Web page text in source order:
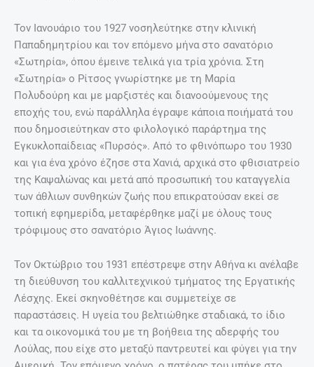
Τον Ιανουάριο του 1927 νοσηλεύτηκε στην κλινική
Παπαδημητρίου και τον επόμενο μήνα στο σανατόριο
«Σωτηρία», όπου έμεινε τελικά για τρία χρόνια. Στη
«Σωτηρία» ο Ρίτσος γνωρίστηκε με τη Μαρία
Πολυδούρη και με μαρξιστές και διανοούμενους της
εποχής του, ενώ παράλληλα έγραψε κάποια ποιήματά του
που δημοσιεύτηκαν στο φιλολογικό παράρτημα της
Εγκυκλοπαίδειας «Πυρσός». Από το φθινόπωρο του 1930
και για ένα χρόνο έζησε στα Χανιά, αρχικά στο φθισιατρείο
της Καψαλώνας και μετά από προσωπική του καταγγελία
των άθλιων συνθηκών ζωής που επικρατούσαν εκεί σε
τοπική εφημερίδα, μεταφέρθηκε μαζί με όλους τους
τρόφιμους στο σανατόριο Άγιος Ιωάννης.
Τον Οκτώβριο του 1931 επέστρεψε στην Αθήνα κι ανέλαβε
τη διεύθυνση του καλλιτεχνικού τμήματος της Εργατικής
Λέσχης. Εκεί σκηνοθέτησε και συμμετείχε σε
παραστάσεις. Η υγεία του βελτιώθηκε σταδιακά, το ίδιο
και τα οικονομικά του με τη βοήθεια της αδερφής του
Λούλας, που είχε στο μεταξύ παντρευτεί και φύγει για την